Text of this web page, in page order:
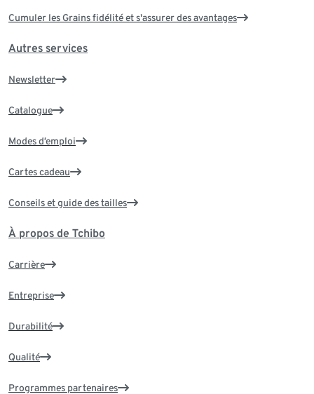
Cumuler les Grains fidélité et s'assurer des avantages
Autres services
Newsletter
Catalogue
Modes d’emploi
Cartes cadeau
Conseils et guide des tailles
À propos de Tchibo
Carrière
Entreprise
Durabilité
Qualité
Programmes partenaires